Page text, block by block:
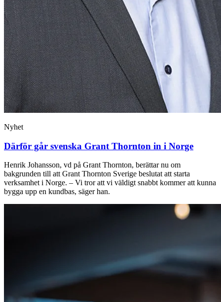
Nyhet
Därför går svenska Grant Thornton in i Norge
Henrik Johansson, vd på Grant Thornton, berättar nu om
bakgrunden till att Grant Thornton Sverige beslutat att starta
verksamhet i Norge. – Vi tror att vi väldigt snabbt kommer att kunna
bygga upp en kundbas, säger han.